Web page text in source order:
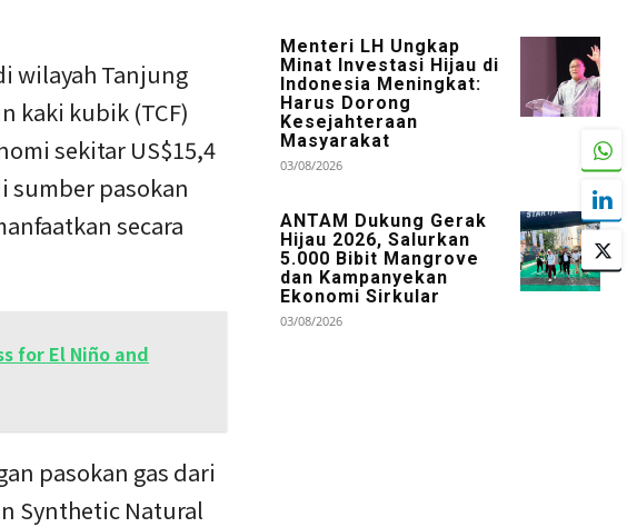
wilayah Tanjung
kaki kubik (TCF)
sekitar US$15,4
sumber pasokan
secara
for El Niño and
pasokan gas dari
Synthetic Natural
Menteri LH Ungkap
Minat Investasi Hijau di
Indonesia Meningkat:
Harus Dorong
Kesejahteraan
Masyarakat
03/08/2026
ANTAM Dukung Gerak
Hijau 2026, Salurkan
5.000 Bibit Mangrove
dan Kampanyekan
Ekonomi Sirkular
03/08/2026